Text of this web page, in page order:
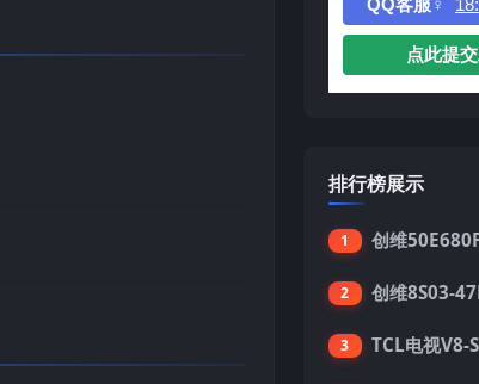
QQ客服♀
点此提
排行榜展示
1
2
3